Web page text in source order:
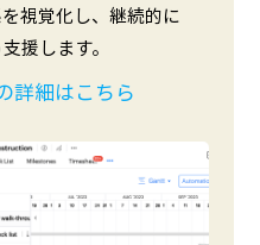
視覚化し、継続的に
援します。
詳細はこちら